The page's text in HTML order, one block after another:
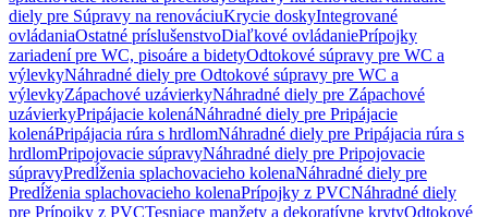
diely pre Súpravy na renováciuKrycie doskyIntegrované
ovládaniaOstatné príslušenstvoDiaľkové ovládaniePrípojky
zariadení pre WC, pisoáre a bidetyOdtokové súpravy pre WC a
výlevkyNáhradné diely pre Odtokové súpravy pre WC a
výlevkyZápachové uzávierkyNáhradné diely pre Zápachové
uzávierkyPripájacie kolenáNáhradné diely pre Pripájacie
kolenáPripájacia rúra s hrdlomNáhradné diely pre Pripájacia rúra s
hrdlomPripojovacie súpravyNáhradné diely pre Pripojovacie
súpravyPredĺženia splachovacieho kolenaNáhradné diely pre
Predĺženia splachovacieho kolenaPrípojky z PVCNáhradné diely
pre Prípojky z PVCTesniace manžety a dekoratívne krytyOdtokové